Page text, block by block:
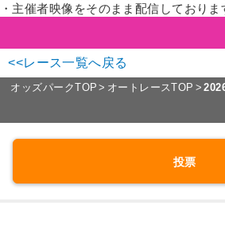
・主催者映像をそのまま配信しており
<<レース一覧へ戻る
オッズパークTOP オートレースTOP
投票